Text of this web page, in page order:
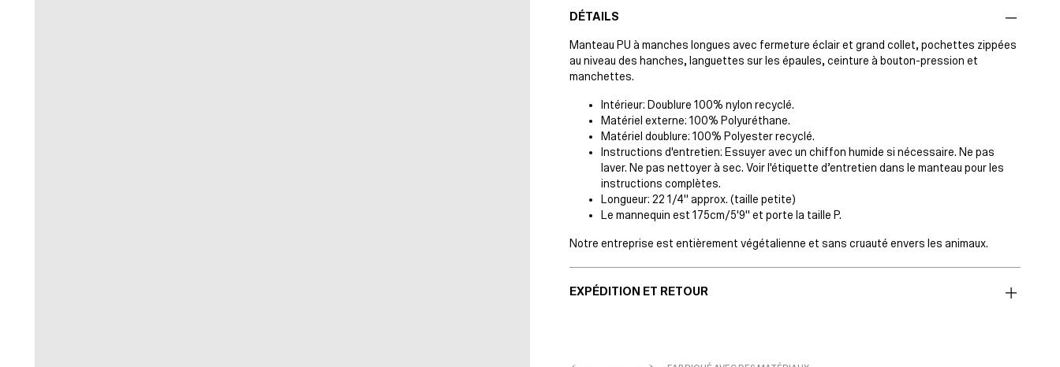
DÉTAILS
Manteau PU à manches longues avec fermeture éclair et grand collet, pochettes zippées
au niveau des hanches, languettes sur les épaules, ceinture à bouton-pression et
manchettes.
Intérieur: Doublure 100% nylon recyclé.
Matériel externe: 100% Polyuréthane.
Matériel doublure: 100% Polyester recyclé.
Instructions d'entretien: Essuyer avec un chiffon humide si nécessaire. Ne pas
laver. Ne pas nettoyer à sec. Voir l'étiquette d’entretien dans le manteau pour les
instructions complètes.
Longueur: 22 1/4" approx. (taille petite)
Le mannequin est 175cm/5'9" et porte la taille P.
Notre entreprise est entièrement végétalienne et sans cruauté envers les animaux.
EXPÉDITION ET RETOUR